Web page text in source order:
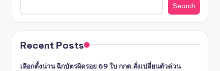
Search
Recent Posts
เลือกตั้งน่าน ฉีกบัตรผิดรอย 69 ใบ กกต.สั่งเปลี่ยนตัวด่วน